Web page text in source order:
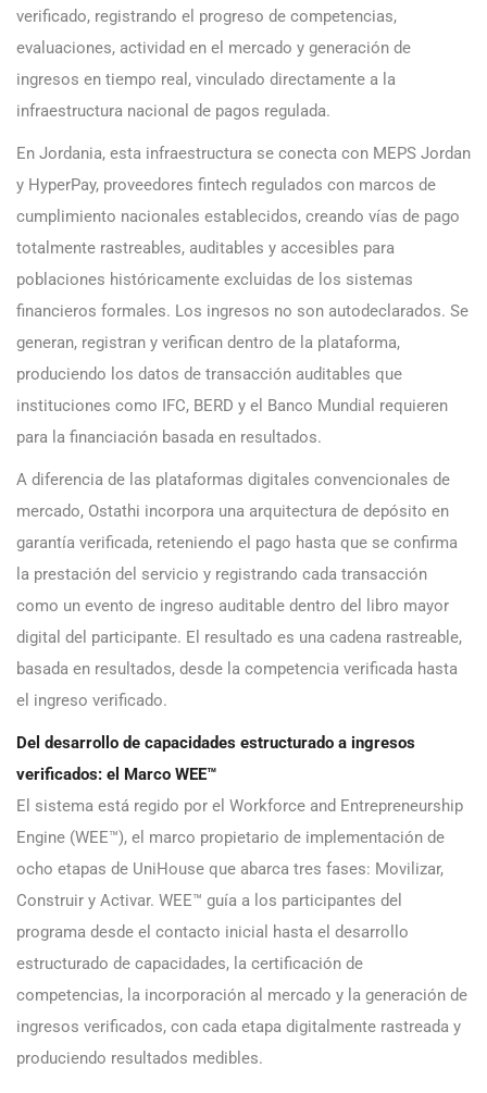
verificado, registrando el progreso de competencias,
evaluaciones, actividad en el mercado y generación de
ingresos en tiempo real, vinculado directamente a la
infraestructura nacional de pagos regulada.
En Jordania, esta infraestructura se conecta con MEPS Jordan
y HyperPay, proveedores fintech regulados con marcos de
cumplimiento nacionales establecidos, creando vías de pago
totalmente rastreables, auditables y accesibles para
poblaciones históricamente excluidas de los sistemas
financieros formales. Los ingresos no son autodeclarados. Se
generan, registran y verifican dentro de la plataforma,
produciendo los datos de transacción auditables que
instituciones como IFC, BERD y el Banco Mundial requieren
para la financiación basada en resultados.
A diferencia de las plataformas digitales convencionales de
mercado, Ostathi incorpora una arquitectura de depósito en
garantía verificada, reteniendo el pago hasta que se confirma
la prestación del servicio y registrando cada transacción
como un evento de ingreso auditable dentro del libro mayor
digital del participante. El resultado es una cadena rastreable,
basada en resultados, desde la competencia verificada hasta
el ingreso verificado.
Del desarrollo de capacidades estructurado a ingresos
verificados: el Marco WEE™
El sistema está regido por el Workforce and Entrepreneurship
Engine (WEE™), el marco propietario de implementación de
ocho etapas de UniHouse que abarca tres fases: Movilizar,
Construir y Activar. WEE™ guía a los participantes del
programa desde el contacto inicial hasta el desarrollo
estructurado de capacidades, la certificación de
competencias, la incorporación al mercado y la generación de
ingresos verificados, con cada etapa digitalmente rastreada y
produciendo resultados medibles.